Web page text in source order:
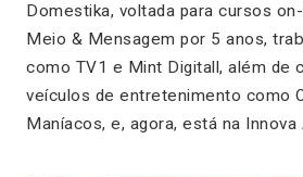
Domestika, voltada para cursos
Meio & Mensagem por 5 anos,
como TV1 e Mint Digitall, além de
veículos de entretenimento como
Maníacos, e, agora, está na Innova